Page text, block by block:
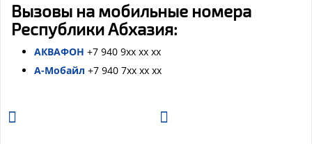
Вызовы на мобильные номера
Республики Абхазия:
АКВАФОН +7 940 9хх хх хх
А-Мобайл +7 940 7хх хх хх